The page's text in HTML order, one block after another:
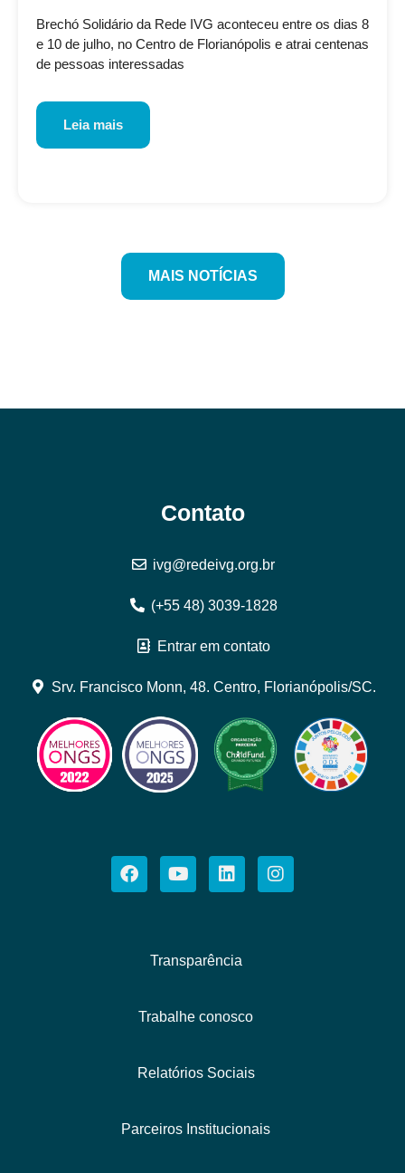
Brechó Solidário da Rede IVG aconteceu entre os dias 8
e 10 de julho, no Centro de Florianópolis e atrai centenas
de pessoas interessadas
Leia mais
MAIS NOTÍCIAS
Contato
ivg@redeivg.org.br
(+55 48) 3039-1828
Entrar em contato
Srv. Francisco Monn, 48. Centro, Florianópolis/SC.
Transparência
Trabalhe conosco
Relatórios Sociais
Parceiros Institucionais